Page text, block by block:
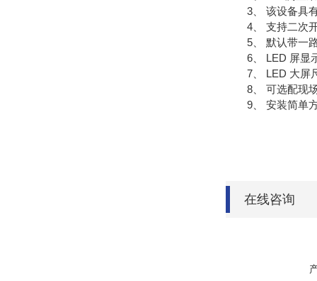
3、 该设备具有
4、 支持二次开
5、 默认带一路
6、 LED 屏显示
7、 LED 大屏尺
8、 可选配现场
9、 安装简单方
在线咨询